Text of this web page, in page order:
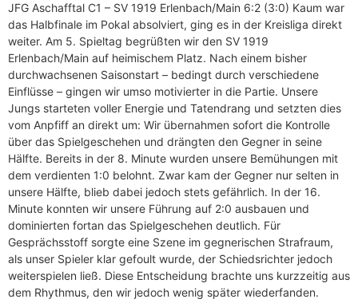
JFG Aschafftal C1 – SV 1919 Erlenbach/Main 6:2 (3:0) Kaum war
das Halbfinale im Pokal absolviert, ging es in der Kreisliga direkt
weiter. Am 5. Spieltag begrüßten wir den SV 1919
Erlenbach/Main auf heimischem Platz. Nach einem bisher
durchwachsenen Saisonstart – bedingt durch verschiedene
Einflüsse – gingen wir umso motivierter in die Partie. Unsere
Jungs starteten voller Energie und Tatendrang und setzten dies
vom Anpfiff an direkt um: Wir übernahmen sofort die Kontrolle
über das Spielgeschehen und drängten den Gegner in seine
Hälfte. Bereits in der 8. Minute wurden unsere Bemühungen mit
dem verdienten 1:0 belohnt. Zwar kam der Gegner nur selten in
unsere Hälfte, blieb dabei jedoch stets gefährlich. In der 16.
Minute konnten wir unsere Führung auf 2:0 ausbauen und
dominierten fortan das Spielgeschehen deutlich. Für
Gesprächsstoff sorgte eine Szene im gegnerischen Strafraum,
als unser Spieler klar gefoult wurde, der Schiedsrichter jedoch
weiterspielen ließ. Diese Entscheidung brachte uns kurzzeitig aus
dem Rhythmus, den wir jedoch wenig später wiederfanden.